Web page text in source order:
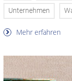
Unternehmen
Mehr erfahren